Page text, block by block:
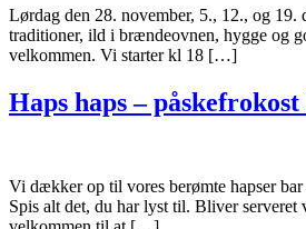
Lørdag den 28. november, 5., 12., og 19.
traditioner, ild i brændeovnen, hygge og
velkommen. Vi starter kl 18 […]
Haps haps – påskefrokost
Vi dækker op til vores berømte hapser bar
Spis alt det, du har lyst til. Bliver serveret